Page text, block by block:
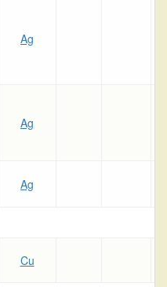
Ag
Ag
Ag
Cu